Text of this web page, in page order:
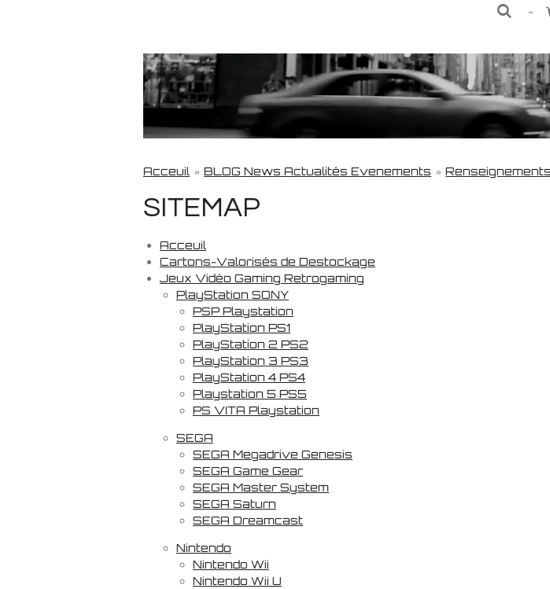
Acceuil » BLOG News Actualités Evenements » Renseignements
SITEMAP
Acceuil
Cartons-Valorisés de Destockage
Jeux Vidéo Gaming Retrogaming
PlayStation SONY
PSP Playstation
PlayStation PS1
PlayStation 2 PS2
PlayStation 3 PS3
PlayStation 4 PS4
Playstation 5 PS5
PS VITA Playstation
SEGA
SEGA Megadrive Genesis
SEGA Game Gear
SEGA Master System
SEGA Saturn
SEGA Dreamcast
Nintendo
Nintendo Wii
Nintendo Wii U